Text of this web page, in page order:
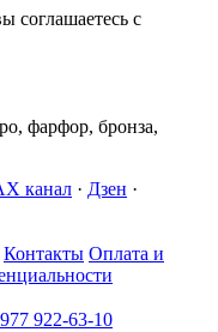
соглашаетесь с
фарфор, бронза,
канал · Дзен ·
Контакты Оплата и
922-63-10